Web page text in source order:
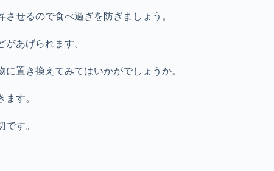
せるので食べ過ぎを防ぎましょう。
あげられます。
置き換えてみてはいかがでしょうか。
す。
す。